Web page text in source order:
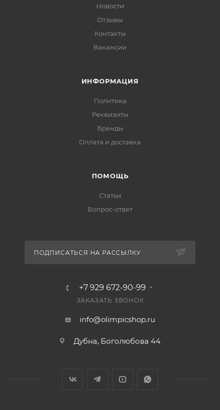
Новости
Отзывы
Контакты
Вакансии
ИНФОРМАЦИЯ
Политика
Реквизиты
Бренды
Оплата и доставка
ПОМОЩЬ
Статьи
Вопрос-ответ
ПОДПИСАТЬСЯ НА РАССЫЛКУ
+7 929 672-90-99
ЗАКАЗАТЬ ЗВОНОК
info@olimpicshop.ru
Дубна, Боголюбова 44